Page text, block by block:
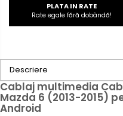
Camere marșarier auto
Camere Skoda
Camere Volkswagen
PLATA IN RATE
Rate egale fără dobândă!
Descriere
Cablaj multimedia
Mazda 6 (2013-2015)
Android